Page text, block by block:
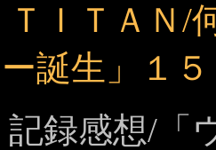
ＴＩＴＡＮ/
ー誕生」１
記録感想/